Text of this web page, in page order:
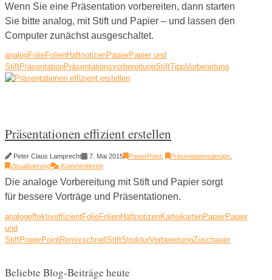
Wenn Sie eine Präsentation vorbereiten, dann starten
Sie bitte analog, mit Stift und Papier – und lassen den
Computer zunächst ausgeschaltet.
analogFolieFolienHaftnotizenPapierPapier und
StiftPräsentationPräsentationsvorbereitungStiftTippVorbereitung
Präsentationen effizient erstellen
Peter Claus Lamprecht 7. Mai 2015 PowerPoint Präsentationsdesign
Visualisierung
Kommentieren
Die analoge Vorbereitung mit Stift und Papier sorgt
für bessere Vorträge und Präsentationen.
analogeffektiveffizientFolieFolienHaftnotizenKarteikartenPapierPapier
und
StiftPowerPointRemixschnellStiftStrukturVorbereitungZuschauer
Beliebte Blog-Beiträge heute